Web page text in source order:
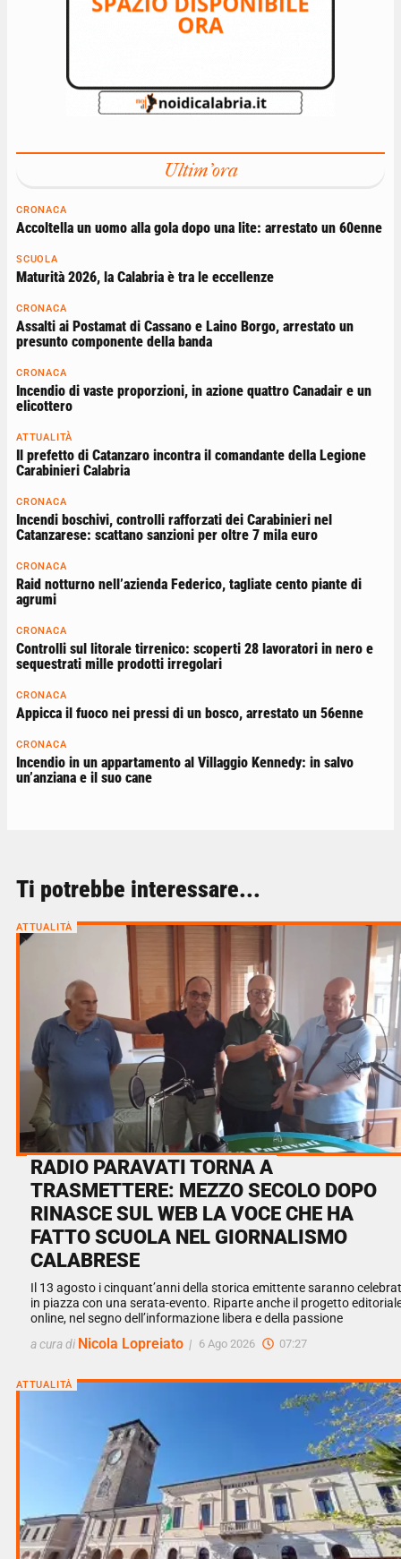
Ultim'ora
CRONACA
Accoltella un uomo alla gola dopo una lite: arrestato un 60enne
SCUOLA
Maturità 2026, la Calabria è tra le eccellenze
CRONACA
Assalti ai Postamat di Cassano e Laino Borgo, arrestato un
presunto componente della banda
CRONACA
Incendio di vaste proporzioni, in azione quattro Canadair e un
elicottero
ATTUALITÀ
Il prefetto di Catanzaro incontra il comandante della Legione
Carabinieri Calabria
CRONACA
Incendi boschivi, controlli rafforzati dei Carabinieri nel
Catanzarese: scattano sanzioni per oltre 7 mila euro
CRONACA
Raid notturno nell’azienda Federico, tagliate cento piante di
agrumi
CRONACA
Controlli sul litorale tirrenico: scoperti 28 lavoratori in nero e
sequestrati mille prodotti irregolari
CRONACA
Appicca il fuoco nei pressi di un bosco, arrestato un 56enne
CRONACA
Incendio in un appartamento al Villaggio Kennedy: in salvo
un’anziana e il suo cane
Ti potrebbe interessare...
ATTUALITÀ
RADIO PARAVATI TORNA A
TRASMETTERE: MEZZO SECOLO DOPO
RINASCE SUL WEB LA VOCE CHE HA
FATTO SCUOLA NEL GIORNALISMO
CALABRESE
Il 13 agosto i cinquant’anni della storica emittente saranno
in piazza con una serata-evento. Riparte anche il progetto
online, nel segno dell’informazione libera e della passione
a cura di Nicola Lopreiato | 6 Ago 2026 07:27
ATTUALITÀ